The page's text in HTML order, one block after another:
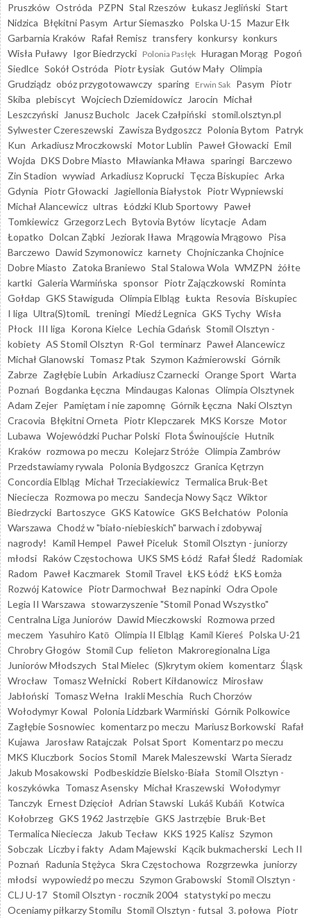
Pruszków Ostróda PZPN Stal Rzeszów Łukasz Jegliński Start
Nidzica Błękitni Pasym Artur Siemaszko Polska U-15 Mazur Ełk
Garbarnia Kraków Rafał Remisz transfery konkursy konkurs
Wisła Puławy Igor Biedrzycki Polonia Pasłęk Huragan Morąg Pogoń
Siedlce Sokół Ostróda Piotr Łysiak Gutów Mały Olimpia
Grudziądz obóz przygotowawczy sparing Erwin Sak Pasym Piotr
Skiba plebiscyt Wojciech Dziemidowicz Jarocin Michał
Leszczyński
Janusz Bucholc Jacek Czałpiński stomil.olsztyn.pl
Sylwester Czereszewski Zawisza Bydgoszcz Polonia Bytom Patryk
Kun Arkadiusz Mroczkowski Motor Lublin Paweł Głowacki Emil
Wojda DKS Dobre Miasto Mławianka Mława sparingi Barczewo
Zin Stadion wywiad Arkadiusz Koprucki Tęcza Biskupiec Arka
Gdynia Piotr Głowacki Jagiellonia Białystok Piotr Wypniewski
Michał Alancewicz ultras Łódzki Klub Sportowy Paweł
Tomkiewicz Grzegorz Lech Bytovia Bytów licytacje Adam
Łopatko Dolcan Ząbki Jeziorak Iława Mrągowia Mrągowo Pisa
Barczewo Dawid Szymonowicz karnety Chojniczanka Chojnice
Dobre Miasto Zatoka Braniewo Stal Stalowa Wola WMZPN żółte
kartki Galeria Warmińska sponsor Piotr Zajączkowski Rominta
Gołdap GKS Stawiguda Olimpia Elbląg Łukta Resovia Biskupiec
I liga Ultra(S)tomiL treningi Miedź Legnica GKS Tychy Wisła
Płock III liga Korona Kielce Lechia Gdańsk Stomil Olsztyn -
kobiety AS Stomil Olsztyn R-Gol terminarz Paweł Alancewicz
Michał Glanowski Tomasz Ptak Szymon Kaźmierowski Górnik
Zabrze Zagłębie Lubin Arkadiusz Czarnecki Orange Sport Warta
Poznań Bogdanka Łęczna Mindaugas Kalonas Olimpia Olsztynek
Adam Zejer Pamiętam i nie zapomnę Górnik Łęczna Naki Olsztyn
Cracovia Błękitni Orneta Piotr Klepczarek MKS Korsze Motor
Lubawa Wojewódzki Puchar Polski Flota Świnoujście Hutnik
Kraków rozmowa po meczu Kolejarz Stróże Olimpia Zambrów
Przedstawiamy rywala Polonia Bydgoszcz Granica Kętrzyn
Concordia Elbląg Michał Trzeciakiewicz Termalica Bruk-Bet
Nieciecza Rozmowa po meczu Sandecja Nowy Sącz Wiktor
Biedrzycki Bartoszyce GKS Katowice GKS Bełchatów Polonia
Warszawa Chodź w "biało-niebieskich" barwach i zdobywaj
nagrody!
Kamil Hempel Paweł Piceluk Stomil Olsztyn - juniorzy
młodsi Raków Częstochowa UKS SMS Łódź Rafał Śledź Radomiak
Radom Paweł Kaczmarek Stomil Travel ŁKS Łódź ŁKS Łomża
Rozwój Katowice Piotr Darmochwał Bez napinki Odra Opole
Legia II Warszawa stowarzyszenie "Stomil Ponad Wszystko"
Centralna Liga Juniorów Dawid Mieczkowski Rozmowa przed
meczem Yasuhiro Katō Olimpia II Elbląg Kamil Kiereś Polska U-21
Chrobry Głogów Stomil Cup felieton Makroregionalna Liga
Juniorów Młodszych Stal Mielec (S)krytym okiem komentarz Śląsk
Wrocław Tomasz Wełnicki Robert Kiłdanowicz Mirosław
Jabłoński Tomasz Wełna Irakli Meschia Ruch Chorzów
Wołodymyr Kowal Polonia Lidzbark Warmiński Górnik Polkowice
Zagłębie Sosnowiec komentarz po meczu Mariusz Borkowski Rafał
Kujawa
Jarosław Ratajczak Polsat Sport Komentarz po meczu
MKS Kluczbork Socios Stomil Marek Maleszewski Warta Sieradz
Jakub Mosakowski Podbeskidzie Bielsko-Biała Stomil Olsztyn -
koszykówka Tomasz Asensky Michał Kraszewski Wołodymyr
Tanczyk Ernest Dzięcioł Adrian Stawski Lukáš Kubáň Kotwica
Kołobrzeg GKS 1962 Jastrzębie GKS Jastrzębie Bruk-Bet
Termalica Nieciecza
Jakub Tecław KKS 1925 Kalisz Szymon
Sobczak Liczby i fakty Adam Majewski Kącik bukmacherski Lech II
Poznań Radunia Stężyca Skra Częstochowa Rozgrzewka juniorzy
młodsi wypowiedź po meczu Szymon Grabowski Stomil Olsztyn -
CLJ U-17 Stomil Olsztyn - rocznik 2004 statystyki po meczu
Oceniamy piłkarzy Stomilu Stomil Olsztyn - futsal 3. połowa Piotr